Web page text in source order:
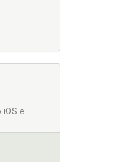
iOS e